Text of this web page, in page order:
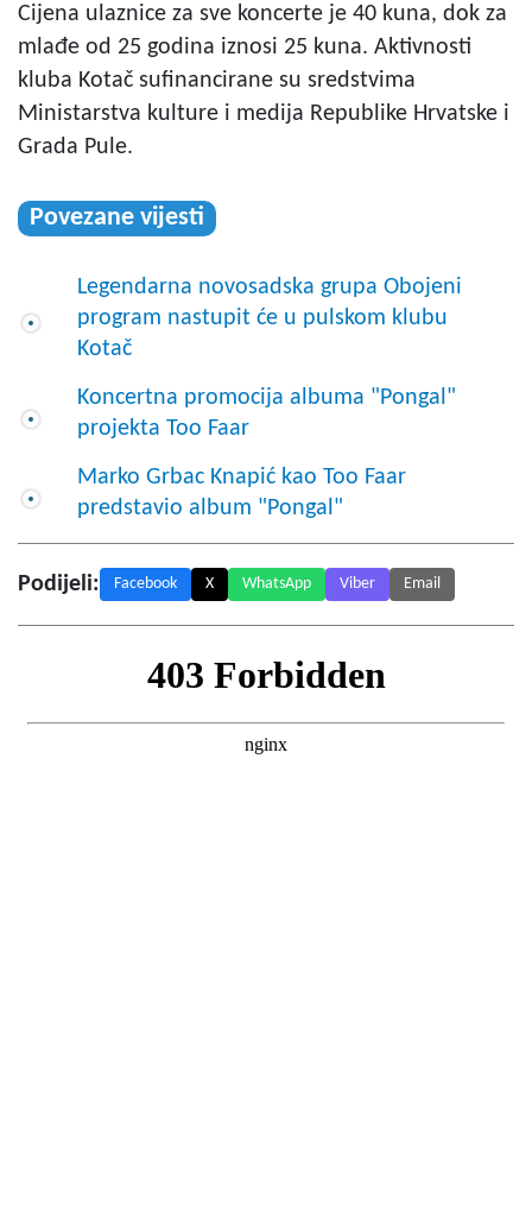
Cijena ulaznice za sve koncerte je 40 kuna, dok za
mlađe od 25 godina iznosi 25 kuna. Aktivnosti
kluba Kotač sufinancirane su sredstvima
Ministarstva kulture i medija Republike Hrvatske i
Grada Pule.
Povezane vijesti
Legendarna novosadska grupa Obojeni
program nastupit će u pulskom klubu
Kotač
Koncertna promocija albuma "Pongal"
projekta Too Faar
Marko Grbac Knapić kao Too Faar
predstavio album "Pongal"
Podijeli: Facebook X WhatsApp Viber Email